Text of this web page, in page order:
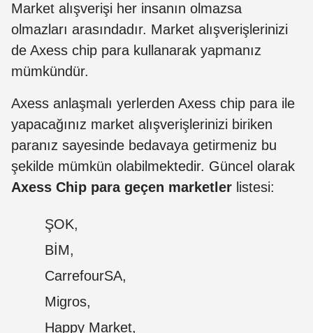
Market alışverişi her insanın olmazsa
olmazları arasındadır. Market alışverişlerinizi
de Axess chip para kullanarak yapmanız
mümkündür.
Axess anlaşmalı yerlerden Axess chip para ile
yapacağınız market alışverişlerinizi biriken
paranız sayesinde bedavaya getirmeniz bu
şekilde mümkün olabilmektedir. Güncel olarak
Axess Chip para geçen marketler listesi:
ŞOK,
BİM,
CarrefourSA,
Migros,
Happy Market,